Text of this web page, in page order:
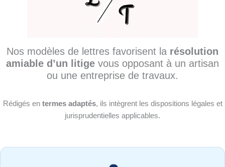
Nos modèles de lettres favorisent la résolution
amiable d’un litige vous opposant à un artisan
ou une entreprise de travaux.
Rédigés en termes adaptés, ils intègrent les dispositions légales et
jurisprudentielles applicables.